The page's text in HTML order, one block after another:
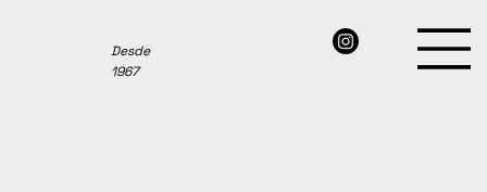
Desde
1967